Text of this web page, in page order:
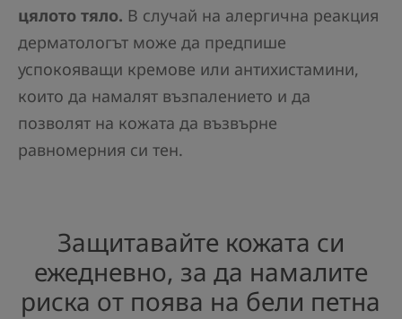
цялото тяло. В случай на алергична реакция
дерматологът може да предпише
успокояващи кремове или антихистамини,
които да намалят възпалението и да
позволят на кожата да възвърне
равномерния си тен.
Защитавайте кожата си
ежедневно, за да намалите
риска от поява на бели петна